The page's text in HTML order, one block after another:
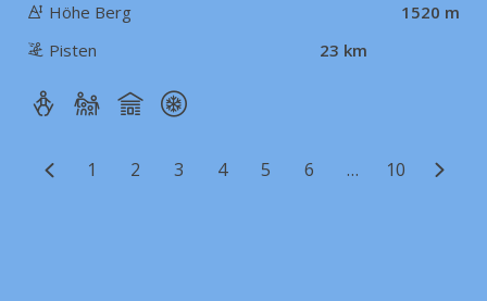
Höhe Berg
1520 m
Pisten
23 km
1 2 3 4 5 6 … 10